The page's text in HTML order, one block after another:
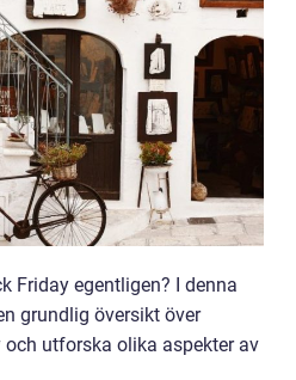
Friday egentligen? I denna
grundlig översikt över
utforska olika aspekter av